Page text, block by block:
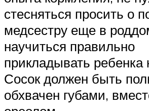
стесняться просить о
медсестру еще в
научиться правильно
прикладывать ребенка
Сосок должен быть
обхвачен губами,